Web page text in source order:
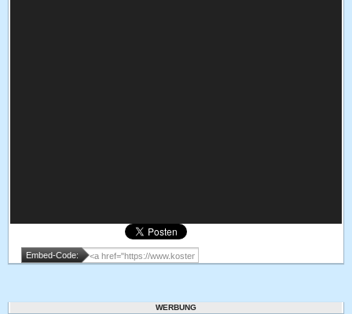
Embed-Code:
WERBUNG